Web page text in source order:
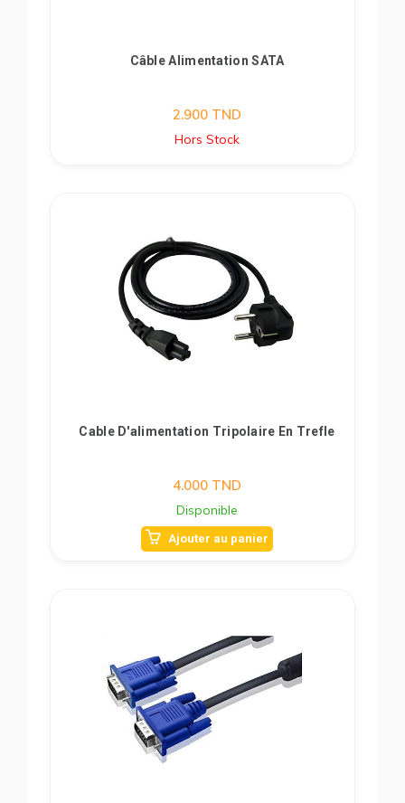
Câble Alimentation SATA
2.900 TND
Hors Stock
Cable D'alimentation Tripolaire En Trefle
4.000 TND
Disponible
Ajouter au panier